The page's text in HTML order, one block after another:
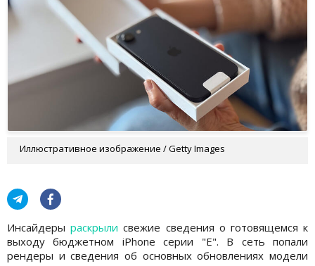
Иллюстративное изображение / Getty Images
Инсайдерыраскрыли свежие сведения о готовящемся к
выходу бюджетном iPhone серии "Е". В сеть попали
рендеры и сведения об основных обновлениях модели